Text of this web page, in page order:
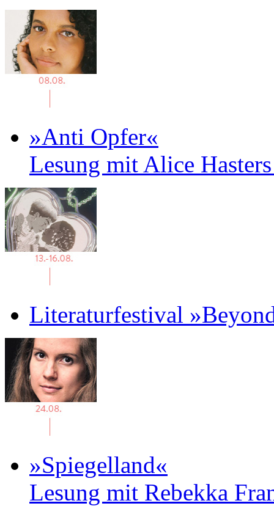
»Anti Opfer«
Lesung mit Alice
Literaturfestival
»Spiegelland«
Lesung mit Rebekka